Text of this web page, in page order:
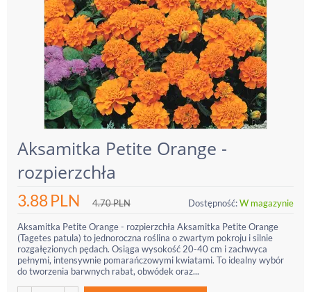
Aksamitka Petite Orange -
rozpierzchła
3.88PLN 4.70PLN Dostępność:W magazynie
Aksamitka Petite Orange - rozpierzchła Aksamitka Petite Orange
(Tagetes patula) to jednoroczna roślina o zwartym pokroju i silnie
rozgałęzionych pędach. Osiąga wysokość 20-40 cm i zachwyca
pełnymi, intensywnie pomarańczowymi kwiatami. To idealny wybór
do tworzenia barwnych rabat, obwódek oraz...